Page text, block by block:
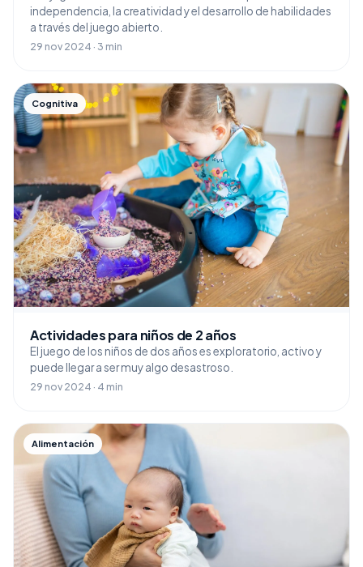
independencia, la creatividad y el desarrollo de habilidades
a través del juego abierto.
29 nov 2024 · 3 min
Cognitiva
Actividades para niños de 2 años
El juego de los niños de dos años es exploratorio, activo y
puede llegar a ser muy algo desastroso.
29 nov 2024 · 4 min
Alimentación